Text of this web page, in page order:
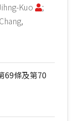
Kuo
;
69條及第70